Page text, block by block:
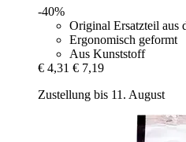
-40%
Original Ersatzteil aus
Ergonomisch geformt
Aus Kunststoff
€ 4,31 € 7,19
Zustellung bis 11. August